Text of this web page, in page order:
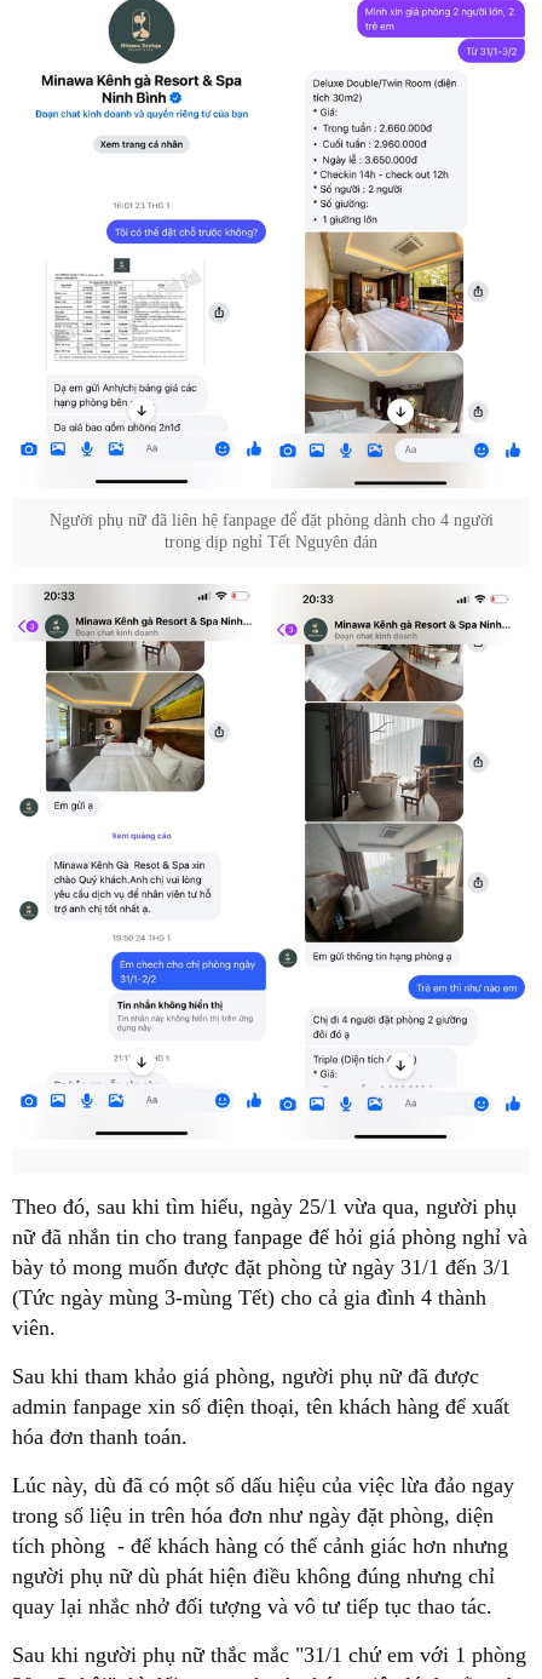
Người phụ nữ đã liên hệ fanpage để đặt phòng dành cho 4 người
trong dịp nghỉ Tết Nguyên đán
Theo đó, sau khi tìm hiểu, ngày 25/1 vừa qua, người phụ
nữ đã nhắn tin cho trang fanpage để hỏi giá phòng nghỉ và
bày tỏ mong muốn được đặt phòng từ ngày 31/1 đến 3/1
(Tức ngày mùng 3-mùng Tết) cho cả gia đình 4 thành
viên.
Sau khi tham khảo giá phòng, người phụ nữ đã được
admin fanpage xin số điện thoại, tên khách hàng để xuất
hóa đơn thanh toán.
Lúc này, dù đã có một số dấu hiệu của việc lừa đảo ngay
trong số liệu in trên hóa đơn như ngày đặt phòng, diện
tích phòng - để khách hàng có thể cảnh giác hơn nhưng
người phụ nữ dù phát hiện điều không đúng nhưng chỉ
quay lại nhắc nhở đối tượng và vô tư tiếp tục thao tác.
Sau khi người phụ nữ thắc mắc "31/1 chứ em với 1 phòng